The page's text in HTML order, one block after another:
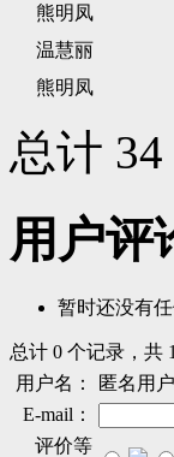
熊明凤
温慧丽
熊明凤
总计
用户评
暂时还没有
总计 0 个记录，共
用户名：
匿名用户
E-mail：
评价等